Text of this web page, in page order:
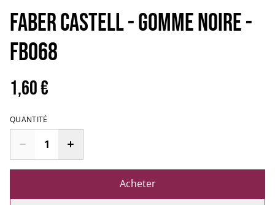
FABER CASTELL - GOMME NOIRE -
FB068
1,60 €
QUANTITÉ
Acheter